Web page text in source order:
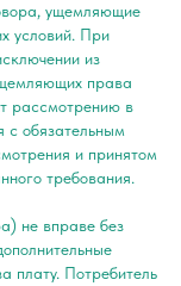
ущемляющие
условий. При
из
права
рассмотрению в
с обязательным
и принятом
требования.
не вправе без
плату. Потребитель